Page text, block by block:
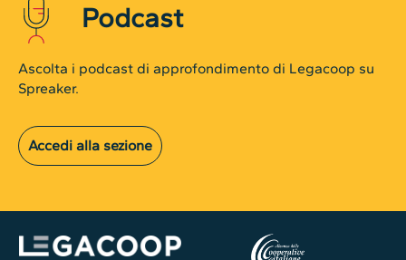
Podcast
Ascolta i podcast di approfondimento di Legacoop su
Spreaker.
Accedi alla sezione